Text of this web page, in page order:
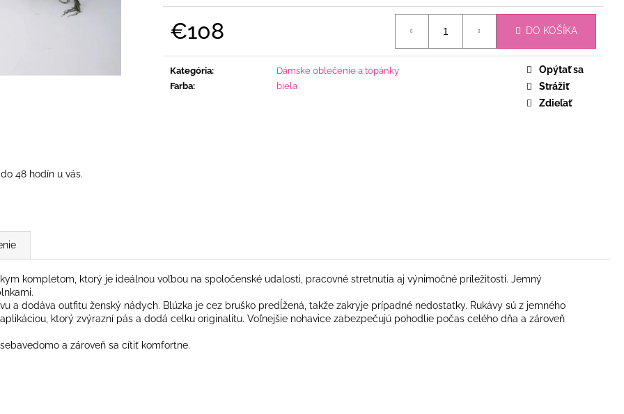
€108 DO KOŠÍKA
Kategória:
Dámske oblečenie a topánky
Farba: biela
Opýtať sa
Strážiť
Zdieľať
48 hodín u vás.
kompletom, ktorý je ideálnou voľbou na spoločenské udalosti, pracovné stretnutia aj výnimočné príležitosti. Jemný
a dodáva outfitu ženský nádych. Blúzka je cez bruško predĺžená, takže zakryje prípadné nedostatky. Rukávy sú z jemného
ktorý zvýrazní pás a dodá celku originalitu. Voľnejšie nohavice zabezpečujú pohodlie počas celého dňa a zároveň
a zároveň sa cítiť komfortne.